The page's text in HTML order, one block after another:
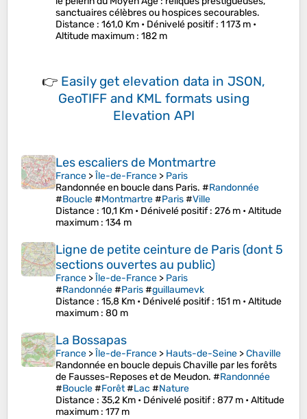
sanctuaires célèbres ou hospices secourables.
Distance : 161,0 Km • Dénivelé positif: 1 173 m •
Altitude maximum : 182 m
👉 Easily get elevation data in JSON,
GeoTIFF and KML formats using
Elevation API
Les escaliers de Montmartre
France >Île-de-France > Paris
Randonnée en boucle dans Paris. #Randonnée
#Boucle#Montmartre#Paris#Ville
Distance : 10,1 Km • Dénivelé positif: 276 m •Altitude
maximum : 134 m
Ligne de petite ceinture de Paris (dont 5
sections ouvertes au public)
France >Île-de-France > Paris
#Randonnée#Paris#guillaumevk
Distance : 15,8 Km • Dénivelé positif: 151 m •Altitude
maximum : 80 m
La Bossapas
France >Île-de-France > Hauts-de-Seine >Chaville
Randonnée en boucle depuis Chaville par les forêts
de Fausses-Reposes et de Meudon. #Randonnée
#Boucle#Forêt#Lac #Nature
Distance : 35,2 Km • Dénivelé positif: 877 m •Altitude
maximum : 177 m